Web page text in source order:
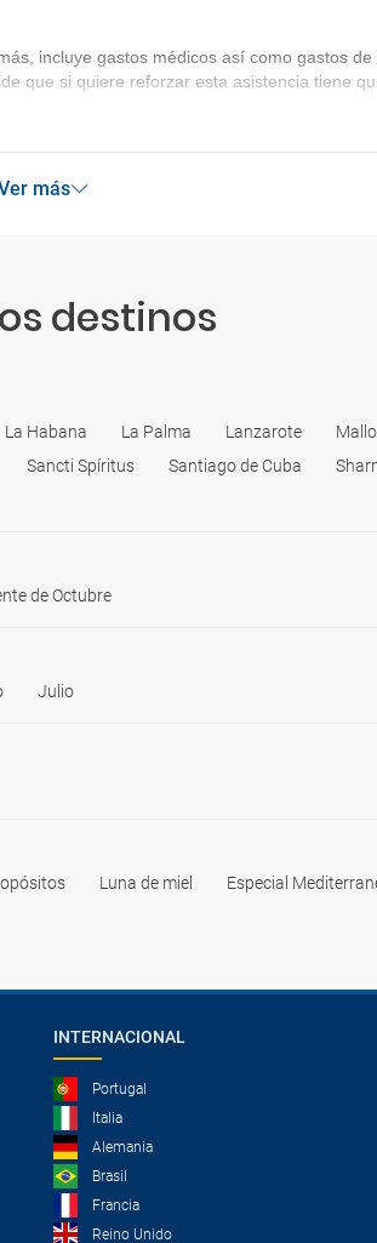
incluye gastos médicos así como gastos
que si quiere reforzar esta asistencia tiene
más
destinos
La Habana La Palma Lanzarote
Sancti Spíritus Santiago de Cuba
de Octubre
Julio
Luna de miel Especial
INTERNACIONAL
Portugal
Italia
Alemania
Brasil
Francia
Reino Unido